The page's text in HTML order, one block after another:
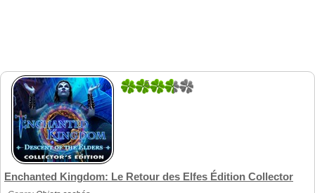
5
Enchanted Kingdom: Le Retour des Elfes Édition Collector